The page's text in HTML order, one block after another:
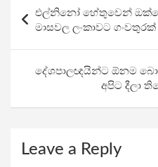
o
o
k
A
p
p
a
m
navigation
එල්නිනෝ හේතුවෙන්
මාසවල ලංකාවට
දේශපාලඥයින්ට ඕනම
අපිට දීලා
Leave a Reply